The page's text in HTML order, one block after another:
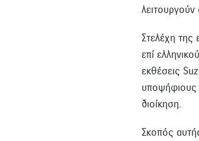
λειτουργούν
Στελέχη της
επί
εκθέσεις
υποψήφιους
διοίκηση.
Σκοπός